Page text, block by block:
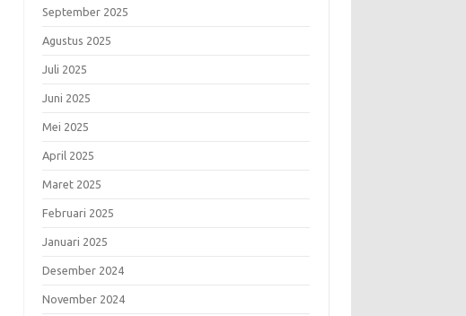
September 2025
Agustus 2025
Juli 2025
Juni 2025
Mei 2025
April 2025
Maret 2025
Februari 2025
Januari 2025
Desember 2024
November 2024